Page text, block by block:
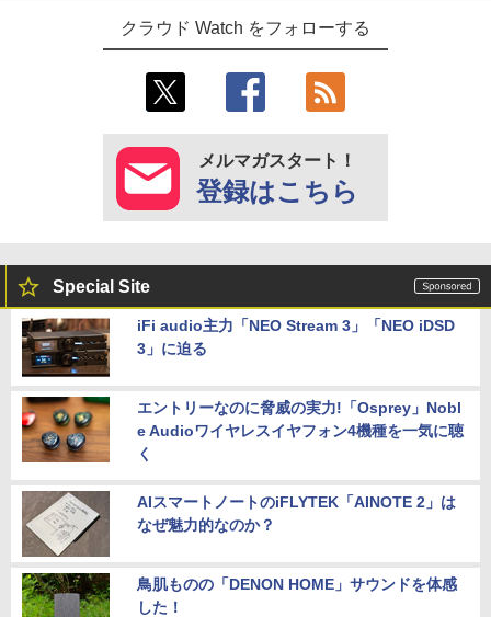
クラウド Watch をフォローする
メルマガスタート！
登録はこちら
Special Site
iFi audio主力「NEO Stream 3」「NEO iDSD
3」に迫る
エントリーなのに脅威の実力!「Osprey」Nobl
e Audioワイヤレスイヤフォン4機種を一気に聴
く
AIスマートノートのiFLYTEK「AINOTE 2」は
なぜ魅力的なのか？
鳥肌ものの「DENON HOME」サウンドを体感
した！